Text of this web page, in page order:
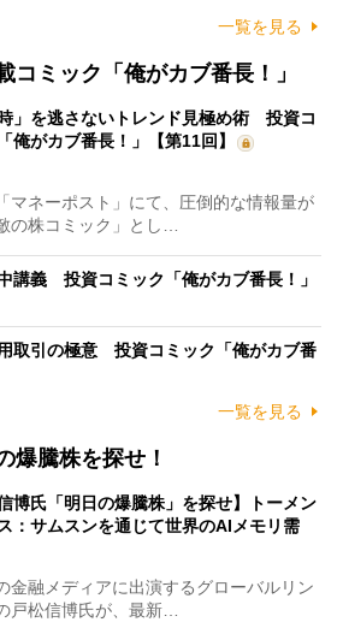
一覧を見る
コミック「俺がカブ番長！」
時」を逃さないトレンド見極め術 投資コ
俺がカブ番長！」【第11回】
ネーポスト」にて、圧倒的な情報量が
の株コミック」とし…
講義 投資コミック「俺がカブ番長！」
取引の極意 投資コミック「俺がカブ番
一覧を見る
爆騰株を探せ！
信博氏「明日の爆騰株」を探せ】トーメン
：サムスンを通じて世界のAIメモリ需
融メディアに出演するグローバルリン
戸松信博氏が、最新…